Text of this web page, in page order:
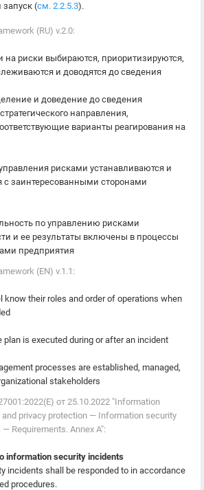
(см. 2.2.5.3).
(RU) v.2.0:
на риски выбираются, приоритизируются,
и доводятся до сведения
и доведение до сведения
направления,
варианты реагирования на
рисками устанавливаются и
с заинтересованными сторонами
по управлению рисками
и ее результаты включены в процессы
предприятия
(EN) v.1.1:
know their roles and order of operations when
plan is executed during or after an incident
processes are established, managed,
stakeholders
от 25.10.2022 "Information
and privacy protection — Information security
Requirements. Annex A":
information security incidents
incidents shall be responded to in accordance
procedures.